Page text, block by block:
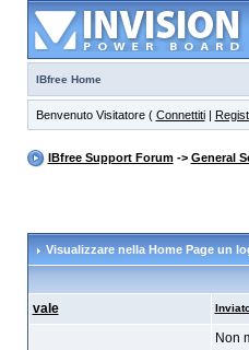
IBfree Home
Benvenuto Visitatore ( Connettiti|
IBfree Support Forum-> General
Visualizzare nella Home Page un
vale
Non